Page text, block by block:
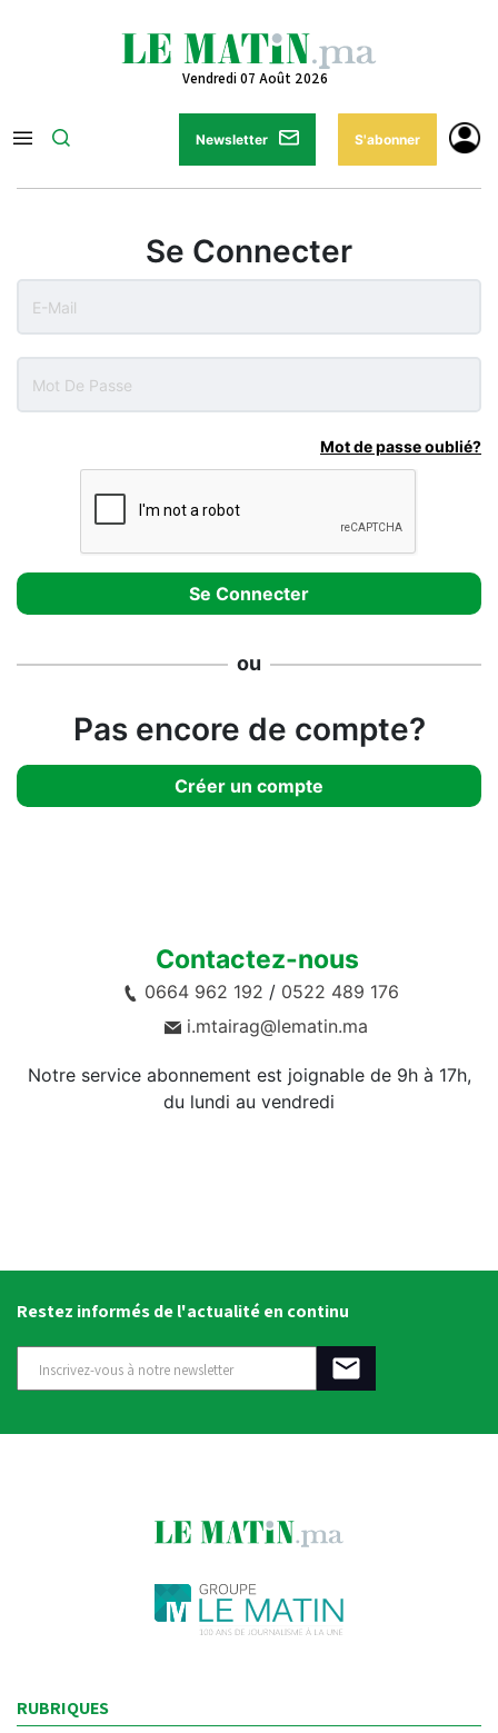
Vendredi 07 Août 2026
Newsletter S'abonner
Se Connecter
Mot de passe oublié?
ou
Pas encore de compte?
Créer un compte
Contactez-nous
0664 962 192 / 0522 489 176
i.mtairag@lematin.ma
Notre service abonnement est joignable de 9h à 17h,
du lundi au vendredi
Restez informés de l'actualité en continu
RUBRIQUES